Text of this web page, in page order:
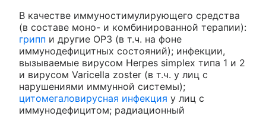
В качестве иммуностимулирующего средства
(в составе моно- и комбинированной терапии):
грипп и другие ОРЗ (в т.ч. на фоне
иммунодефицитных состояний); инфекции,
вызываемые вирусом Herpes simplex типа 1 и 2
и вирусом Varicella zoster (в т.ч. у лиц с
нарушениями иммунной системы);
цитомегаловирусная инфекция у лиц с
иммунодефицитом; радиационный